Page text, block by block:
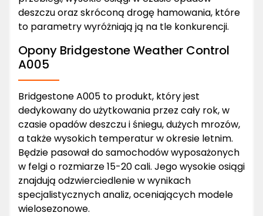
deszczu oraz skróconą drogę hamowania, które
to parametry wyróżniają ją na tle konkurencji.
Opony Bridgestone Weather Control
A005
Bridgestone A005 to produkt, który jest
dedykowany do użytkowania przez cały rok, w
czasie opadów deszczu i śniegu, dużych mrozów,
a także wysokich temperatur w okresie letnim.
Będzie pasował do samochodów wyposażonych
w felgi o rozmiarze 15-20 cali. Jego wysokie osiągi
znajdują odzwierciedlenie w wynikach
specjalistycznych analiz, oceniających modele
wielosezonowe.